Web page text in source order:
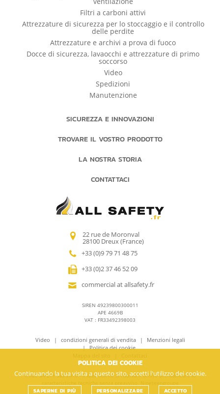
Filtri a carboni attivi
Attrezzature di sicurezza per lo stoccaggio e il controllo
delle perdite
Attrezzature e archivi a prova di fuoco
Docce di sicurezza, lavaocchi e attrezzature di primo
soccorso
Video
Spedizioni
Manutenzione
SICUREZZA E INNOVAZIONI
TROVARE IL VOSTRO PRODOTTO
LA NOSTRA STORIA
CONTATTACI
22 rue de Moronval
28100 Dreux (France)
+33 (0)9 79 71 48 75
+33 (0)2 37 46 52 09
commercial at allsafety.fr
SIREN 49239800300011
APE 4669B
VAT : FR33492398003
Video condizioni generali di vendita
Menzioni legali
Politica dei cookie
© ALL SAFETY sas 2018 - Il fabbricante si riserva il diritto di modificare le
POLITICA DEI COOKIE
Continuando la tua visita a questo sito, accetti l'utilizzo dei cookie.
SAPERNE DI PIÙ PERSONALIZZARE ACCETTO